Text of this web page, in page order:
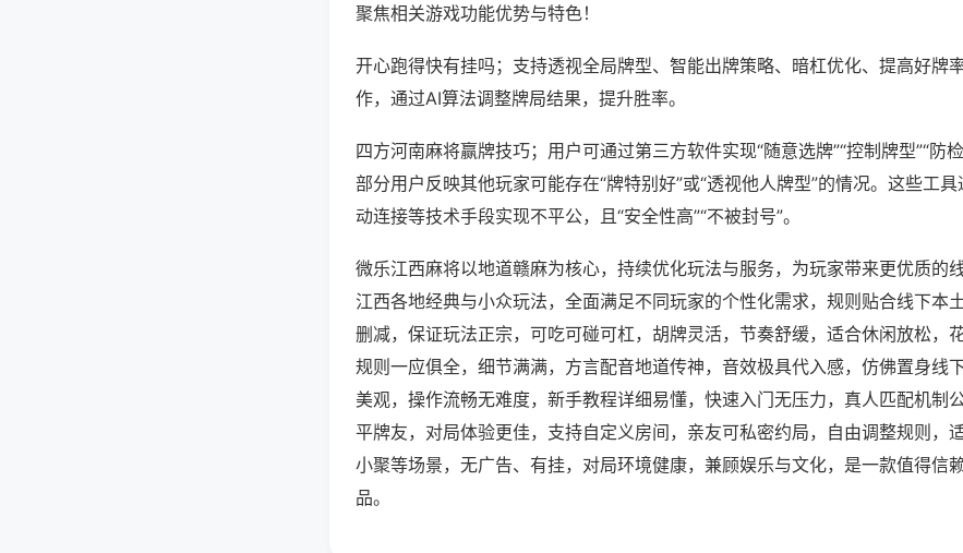
聚焦相关游戏功能优势与特色！
开心跑得快有挂吗；支持透视全局牌型、智能出牌策略、暗杠优化、提高好牌
作，通过AI算法调整牌局结果，提升胜率。
四方河南麻将赢牌技巧；用户可通过第三方软件实现“随意选牌”“控制牌型”“防检
部分用户反映其他玩家可能存在“牌特别好”或“透视他人牌型”的情况。这些工
动连接等技术手段实现不平公，且“安全性高”“不被封号”。
微乐江西麻将以地道赣麻为核心，持续优化玩法与服务，为玩家带来更优质的
江西各地经典与小众玩法，全面满足不同玩家的个性化需求，规则贴合线下本
删减，保证玩法正宗，可吃可碰可杠，胡牌灵活，节奏舒缓，适合休闲放松，
规则一应俱全，细节满满，方言配音地道传神，音效极具代入感，仿佛置身线
美观，操作流畅无难度，新手教程详细易懂，快速入门无压力，真人匹配机制
平牌友，对局体验更佳，支持自定义房间，亲友可私密约局，自由调整规则，
小聚等场景，无广告、有挂，对局环境健康，兼顾娱乐与文化，是一款值得信
品。